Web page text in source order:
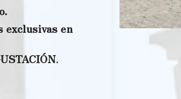
exclusivas en
.